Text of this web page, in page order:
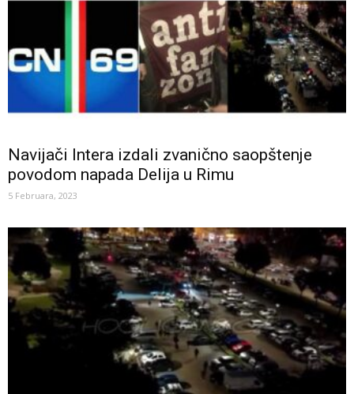
Navijači Intera izdali zvanično saopštenje
povodom napada Delija u Rimu
5 Februara, 2023